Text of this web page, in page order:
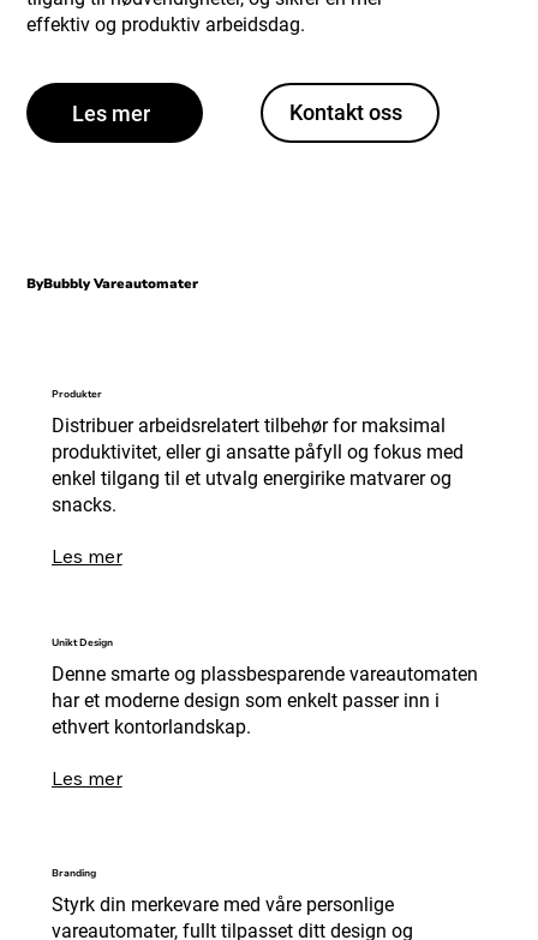
effektiv og produktiv arbeidsdag.
Kontakt oss
Les mer
ByBubbly Vareautomater
Produkter
Distribuer arbeidsrelatert tilbehør for maksimal
produktivitet, eller gi ansatte påfyll og fokus med
enkel tilgang til et utvalg energirike matvarer og
snacks.
Les mer
Unikt Design
Denne smarte og plassbesparende vareautomaten
har et moderne design som enkelt passer inn i
ethvert kontorlandskap.
Les mer
Branding
Styrk din merkevare med våre personlige
vareautomater, fullt tilpasset ditt design og